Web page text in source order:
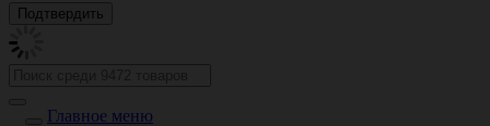
Главное меню